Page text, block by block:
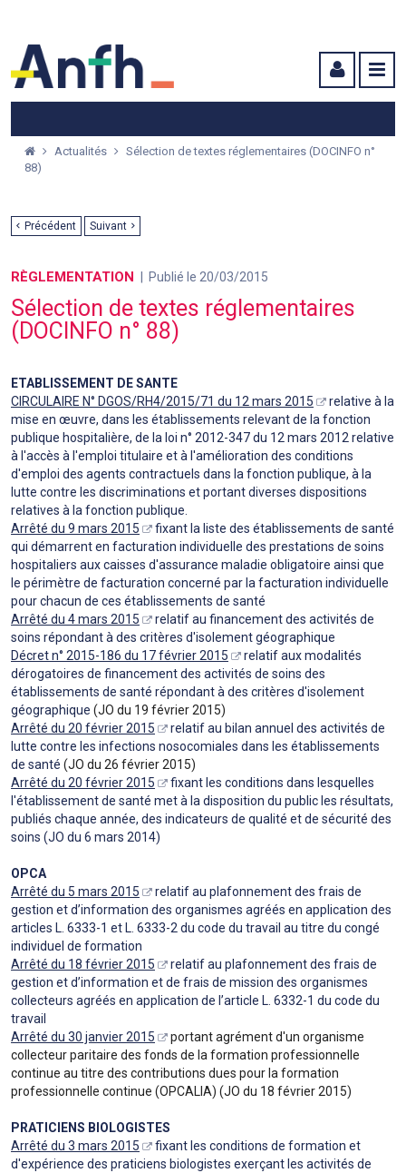
Actualités
Sélection de textes réglementaires (DOCINFO n°
88)
Précédent Suivant
RÈGLEMENTATION Publié le 20/03/2015
Sélection de textes réglementaires
(DOCINFO n° 88)
ETABLISSEMENT DE SANTE
CIRCULAIRE N° DGOS/RH4/2015/71 du 12 mars 2015
relative à la
mise en œuvre, dans les établissements relevant de la fonction
publique hospitalière, de la loi n° 2012-347 du 12 mars 2012 relative
à l'accès à l'emploi titulaire et à l'amélioration des conditions
d'emploi des agents contractuels dans la fonction publique, à la
lutte contre les discriminations et portant diverses dispositions
relatives à la fonction publique.
Arrêté du 9 mars 2015
fixant la liste des établissements de santé
qui démarrent en facturation individuelle des prestations de soins
hospitaliers aux caisses d'assurance maladie obligatoire ainsi que
le périmètre de facturation concerné par la facturation individuelle
pour chacun de ces établissements de santé
Arrêté du 4 mars 2015
relatif au financement des activités de
soins répondant à des critères d'isolement géographique
Décret n° 2015-186 du 17 février 2015
relatif aux modalités
dérogatoires de financement des activités de soins des
établissements de santé répondant à des critères d'isolement
géographique (JO du 19 février 2015)
Arrêté du 20 février 2015
relatif au bilan annuel des activités de
lutte contre les infections nosocomiales dans les établissements
de santé (JO du 26 février 2015)
Arrêté du 20 février 2015
fixant les conditions dans lesquelles
l'établissement de santé met à la disposition du public les résultats,
publiés chaque année, des indicateurs de qualité et de sécurité des
soins (JO du 6 mars 2014)
OPCA
Arrêté du 5 mars 2015
relatif au plafonnement des frais de
gestion et d’information des organismes agréés en application des
articles L. 6333-1 et L. 6333-2 du code du travail au titre du congé
individuel de formation
Arrêté du 18 février 2015
relatif au plafonnement des frais de
gestion et d’information et de frais de mission des organismes
collecteurs agréés en application de l’article L. 6332-1 du code du
travail
Arrêté du 30 janvier 2015
portant agrément d'un organisme
collecteur paritaire des fonds de la formation professionnelle
continue au titre des contributions dues pour la formation
professionnelle continue (OPCALIA) (JO du 18 février 2015)
PRATICIENS BIOLOGISTES
Arrêté du 3 mars 2015
fixant les conditions de formation et
d'expérience des praticiens biologistes exerçant les activités de